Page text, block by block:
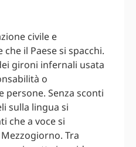
civile e
il Paese si spacchi.
gironi infernali usata
o
persone. Senza sconti
sulla lingua si
che a voce si
Tra